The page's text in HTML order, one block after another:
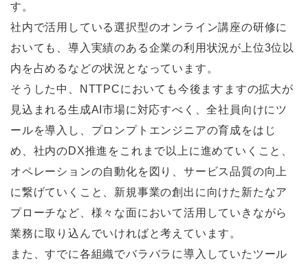
す。
社内で活用している選択型のオンライン講座の研修に
おいても、導入実績のある企業の利用状況が上位3位以
内を占めるなどの状況となっています。
そうした中、NTTPCにおいても今後ますますの拡大が
見込まれる生成AI市場に対応すべく、全社員向けにツ
ールを導入し、プロンプトエンジニアの育成をはじ
め、社内のDX推進をこれまで以上に進めていくこと、
オペレーションの自動化を図り、サービス品質の向上
に繋げていくこと、新規事業の創出に向けた新たなア
プローチなど、様々な面において活用していきながら
業務に取り込んでいければと考えています。
また、すでに各組織でバラバラに導入していたツール